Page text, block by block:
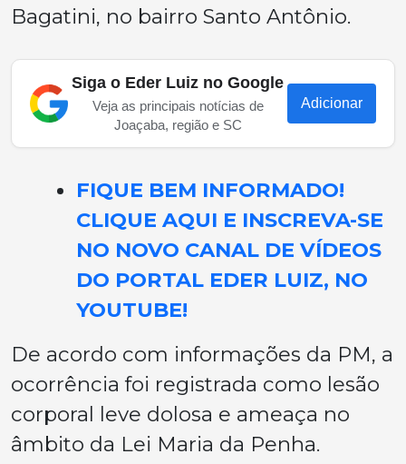
Bagatini, no bairro Santo Antônio.
Siga o Eder Luiz no Google
Veja as principais notícias de
Joaçaba, região e SC
Adicionar
FIQUE BEM INFORMADO!
CLIQUE AQUI E INSCREVA-SE
NO NOVO CANAL DE VÍDEOS
DO PORTAL EDER LUIZ, NO
YOUTUBE!
De acordo com informações da PM, a
ocorrência foi registrada como lesão
corporal leve dolosa e ameaça no
âmbito da Lei Maria da Penha.